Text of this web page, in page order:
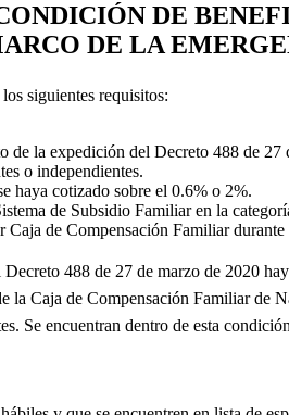
DE
DE LA
siguientes requisitos:
de la expedición del Decreto 488 de
o independientes.
haya cotizado sobre el 0.6% o 2%.
de Subsidio Familiar en la
Caja de Compensación Familiar
488 de 27 de marzo de 2020
la Caja de Compensación Familiar de
Se encuentran dentro de esta